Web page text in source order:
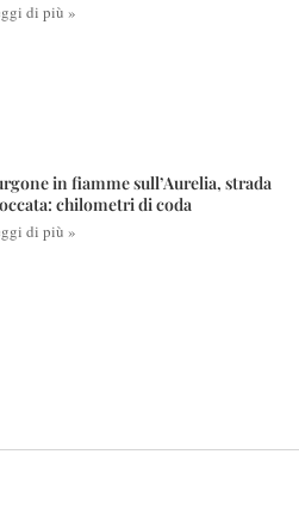
di più »
in fiamme sull’Aurelia, strada
chilometri di coda
di più »